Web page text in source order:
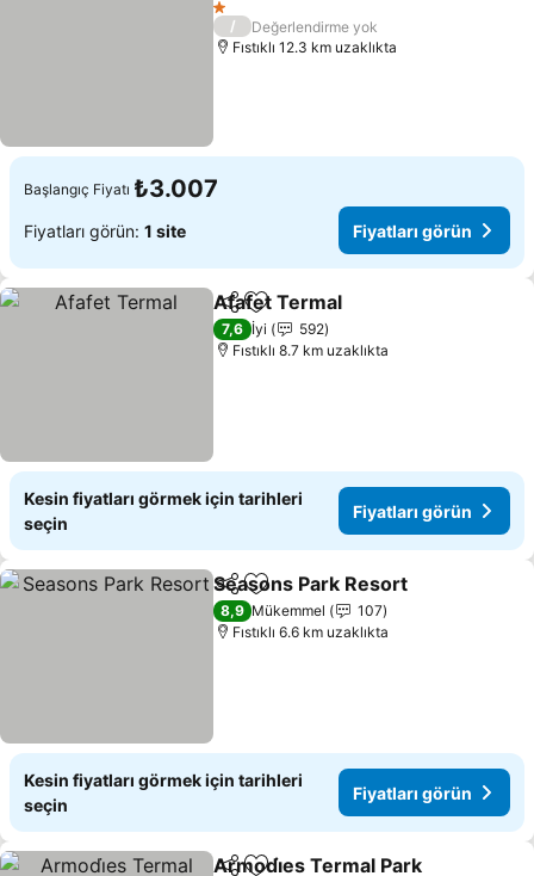
1 Yıldız
/
Değerlendirme yok
Fıstıklı 12.3 km uzaklıkta
Başlangıç Fiyatı ₺3.007
Fiyatları görün: 1 site Fiyatları görün
PaylaşFavorilerime ekle
Afafet Termal
7,6 İyi
592
Fıstıklı 8.7 km uzaklıkta
Kesin fiyatları görmek için tarihleri
seçin
Fiyatları görün
PaylaşFavorilerime ekle
Seasons Park Resort
8,9 Mükemmel
107
Fıstıklı 6.6 km uzaklıkta
Kesin fiyatları görmek için tarihleri
seçin
Fiyatları görün
Armodi̇es Termal Park